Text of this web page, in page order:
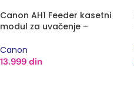
Canon AH1 Feeder kasetni
modul za uvačenje –
Canon
13.999 din